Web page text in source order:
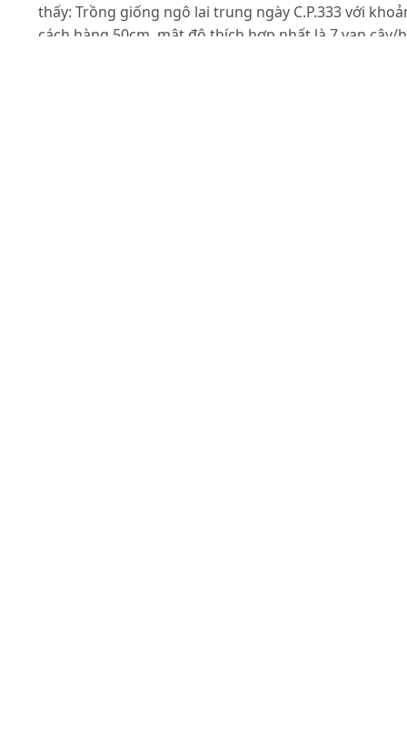
thấy: Trồng giống ngô lai trung ngày C.P.333 với
cách hàng 50cm, mật độ thích hợp nhất là 7 vạn cây/